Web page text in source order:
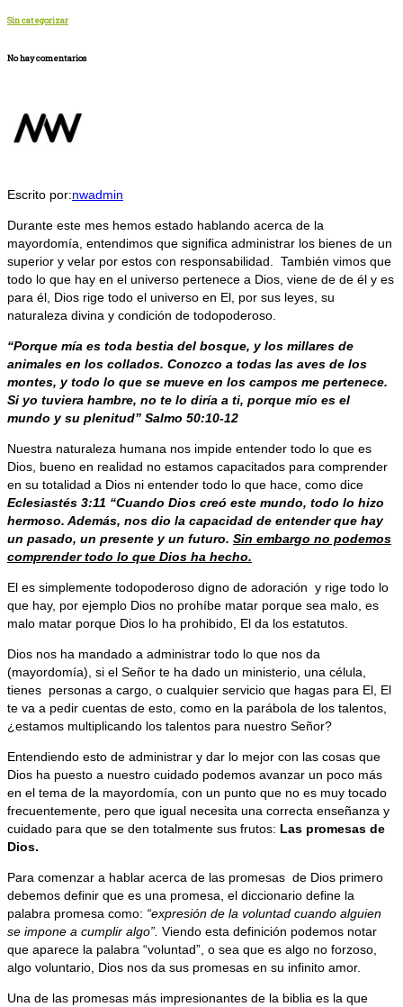
Sin categorizar
No hay comentarios
Escrito por:nwadmin
Durante este mes hemos estado hablando acerca de la
mayordomía, entendimos que significa administrar los bienes de un
superior y velar por estos con responsabilidad. También vimos que
todo lo que hay en el universo pertenece a Dios, viene de de él y es
para él, Dios rige todo el universo en El, por sus leyes, su
naturaleza divina y condición de todopoderoso.
“Porque mía es toda bestia del bosque, y los millares de
animales en los collados. Conozco a todas las aves de los
montes, y todo lo que se mueve en los campos me pertenece.
Si yo tuviera hambre, no te lo diría a ti, porque mío es el
mundo y su plenitud” Salmo 50:10-12
Nuestra naturaleza humana nos impide entender todo lo que es
Dios, bueno en realidad no estamos capacitados para comprender
en su totalidad a Dios ni entender todo lo que hace, como dice
Eclesiastés 3:11 “Cuando Dios creó este mundo, todo lo hizo
hermoso. Además, nos dio la capacidad de entender que hay
un pasado, un presente y un futuro. Sin embargo no podemos
comprender todo lo que Dios ha hecho.
El es simplemente todopoderoso digno de adoración y rige todo lo
que hay, por ejemplo Dios no prohíbe matar porque sea malo, es
malo matar porque Dios lo ha prohibido, El da los estatutos.
Dios nos ha mandado a administrar todo lo que nos da
(mayordomía), si el Señor te ha dado un ministerio, una célula,
tienes personas a cargo, o cualquier servicio que hagas para El, El
te va a pedir cuentas de esto, como en la parábola de los talentos,
¿estamos multiplicando los talentos para nuestro Señor?
Entendiendo esto de administrar y dar lo mejor con las cosas que
Dios ha puesto a nuestro cuidado podemos avanzar un poco más
en el tema de la mayordomía, con un punto que no es muy tocado
frecuentemente, pero que igual necesita una correcta enseñanza y
cuidado para que se den totalmente sus frutos: Las promesas de
Dios.
Para comenzar a hablar acerca de las promesas de Dios primero
debemos definir que es una promesa, el diccionario define la
palabra promesa como: “expresión de la voluntad cuando alguien
se impone a cumplir algo”. Viendo esta definición podemos notar
que aparece la palabra “voluntad”, o sea que es algo no forzoso,
algo voluntario, Dios nos da sus promesas en su infinito amor.
Una de las promesas más impresionantes de la biblia es la que